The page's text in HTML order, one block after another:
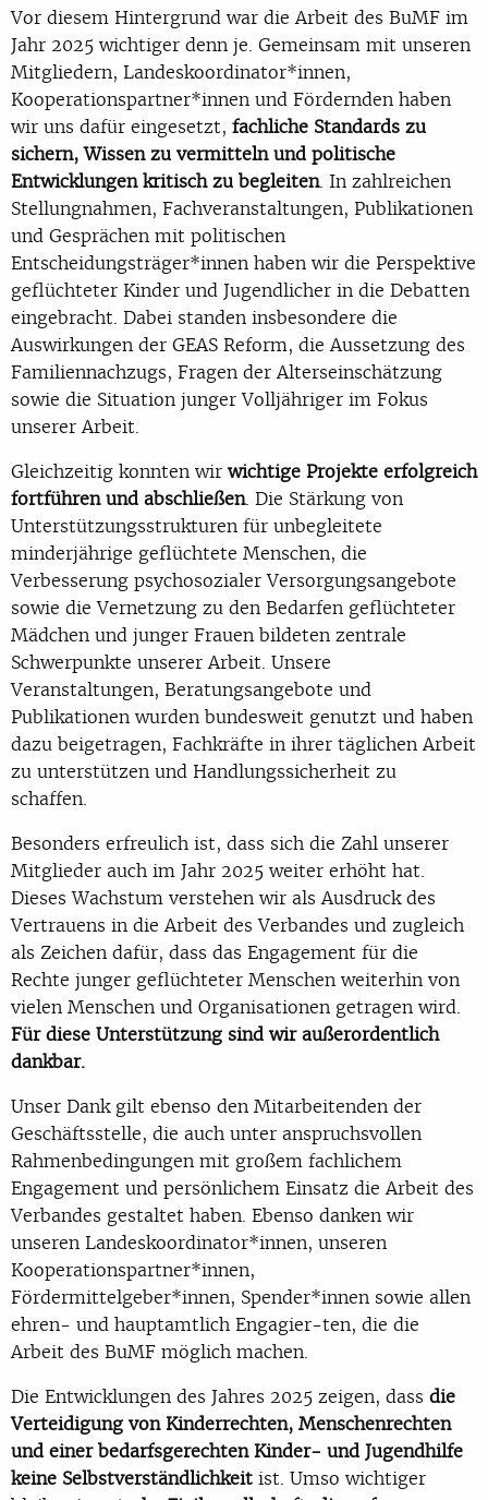
Vor diesem Hintergrund war die Arbeit des BuMF im
Jahr 2025 wichtiger denn je. Gemeinsam mit unseren
Mitgliedern, Landeskoordinator*innen,
Kooperationspartner*innen und Fördernden haben
wir uns dafür eingesetzt, fachliche Standards zu
sichern, Wissen zu vermitteln und politische
Entwicklungen kritisch zu begleiten. In zahlreichen
Stellungnahmen, Fachveranstaltungen, Publikationen
und Gesprächen mit politischen
Entscheidungsträger*innen haben wir die Perspektive
geflüchteter Kinder und Jugendlicher in die Debatten
eingebracht. Dabei standen insbesondere die
Auswirkungen der GEAS Reform, die Aussetzung des
Familiennachzugs, Fragen der Alterseinschätzung
sowie die Situation junger Volljähriger im Fokus
unserer Arbeit.
Gleichzeitig konnten wir wichtige Projekte erfolgreich
fortführen und abschließen. Die Stärkung von
Unterstützungsstrukturen für unbegleitete
minderjährige geflüchtete Menschen, die
Verbesserung psychosozialer Versorgungsangebote
sowie die Vernetzung zu den Bedarfen geflüchteter
Mädchen und junger Frauen bildeten zentrale
Schwerpunkte unserer Arbeit. Unsere
Veranstaltungen, Beratungsangebote und
Publikationen wurden bundesweit genutzt und haben
dazu beigetragen, Fachkräfte in ihrer täglichen Arbeit
zu unterstützen und Handlungssicherheit zu
schaffen.
Besonders erfreulich ist, dass sich die Zahl unserer
Mitglieder auch im Jahr 2025 weiter erhöht hat.
Dieses Wachstum verstehen wir als Ausdruck des
Vertrauens in die Arbeit des Verbandes und zugleich
als Zeichen dafür, dass das Engagement für die
Rechte junger geflüchteter Menschen weiterhin von
vielen Menschen und Organisationen getragen wird.
Für diese Unterstützung sind wir außerordentlich
dankbar.
Unser Dank gilt ebenso den Mitarbeitenden der
Geschäftsstelle, die auch unter anspruchsvollen
Rahmenbedingungen mit großem fachlichem
Engagement und persönlichem Einsatz die Arbeit des
Verbandes gestaltet haben. Ebenso danken wir
unseren Landeskoordinator*innen, unseren
Kooperationspartner*innen,
Fördermittelgeber*innen, Spender*innen sowie allen
ehren- und hauptamtlich Engagier-ten, die die
Arbeit des BuMF möglich machen.
Die Entwicklungen des Jahres 2025 zeigen, dass die
Verteidigung von Kinderrechten, Menschenrechten
und einer bedarfsgerechten Kinder- und Jugendhilfe
keine Selbstverständlichkeit ist. Umso wichtiger